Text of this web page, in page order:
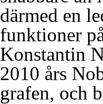
därmed en
funktioner
Konstantin
2010 års
grafen, och